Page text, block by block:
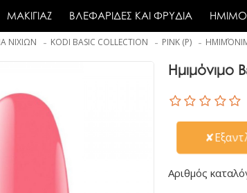
ΜΑΚΙΓΙΑΖ ΒΛΕΦΑΡΙΔΕΣ ΚΑΙ ΦΡΥΔΙΑ
ΝΙΧΙΩΝ KODI BASIC COLLECTION PINK (P)
Ημιμόνιμο
Αριθμός